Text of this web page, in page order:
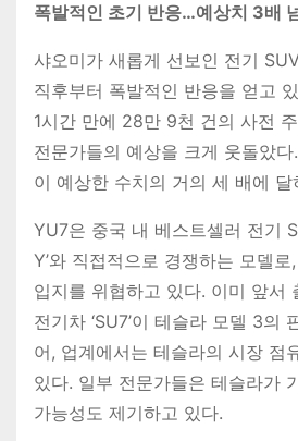
폭발적인 초기 반응…예상치 3배
샤오미가 새롭게 선보인 전기
직후부터 폭발적인 반응을 얻고
1시간 만에 28만 9천 건의 사전
전문가들의 예상을 크게 웃돌았
이 예상한 수치의 거의 세 배에 달
YU7은 중국 내 베스트셀러 전기
Y’와 직접적으로 경쟁하는 모델
입지를 위협하고 있다. 이미 앞서
전기차 ‘SU7’이 테슬라 모델 3의
어, 업계에서는 테슬라의 시장 점
있다. 일부 전문가들은 테슬라가
가능성도 제기하고 있다.